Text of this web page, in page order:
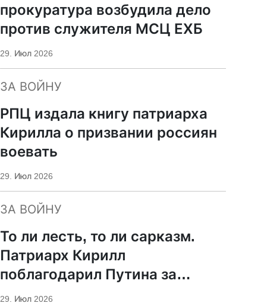
прокуратура возбудила дело
против служителя МСЦ ЕХБ
29. Июл 2026
ЗА ВОЙНУ
РПЦ издала книгу патриарха
Кирилла о призвании россиян
воевать
29. Июл 2026
ЗА ВОЙНУ
То ли лесть, то ли сарказм.
Патриарх Кирилл
поблагодарил Путина за
защиту суверенитета и
29. Июл 2026